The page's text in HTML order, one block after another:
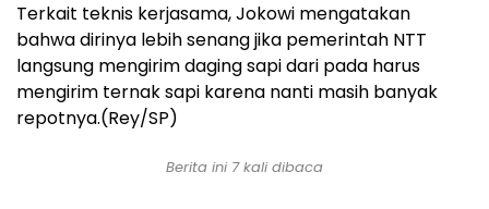
Terkait teknis kerjasama, Jokowi mengatakan
bahwa dirinya lebih senang jika pemerintah NTT
langsung mengirim daging sapi dari pada harus
mengirim ternak sapi karena nanti masih banyak
repotnya.(Rey/SP)
Berita ini 7 kali dibaca